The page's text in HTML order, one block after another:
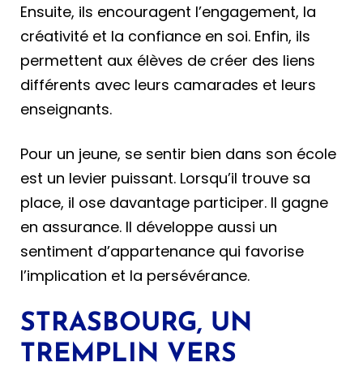
Ensuite, ils encouragent l’engagement, la
créativité et la confiance en soi. Enfin, ils
permettent aux élèves de créer des liens
différents avec leurs camarades et leurs
enseignants.
Pour un jeune, se sentir bien dans son école
est un levier puissant. Lorsqu’il trouve sa
place, il ose davantage participer. Il gagne
en assurance. Il développe aussi un
sentiment d’appartenance qui favorise
l’implication et la persévérance.
STRASBOURG, UN
TREMPLIN VERS